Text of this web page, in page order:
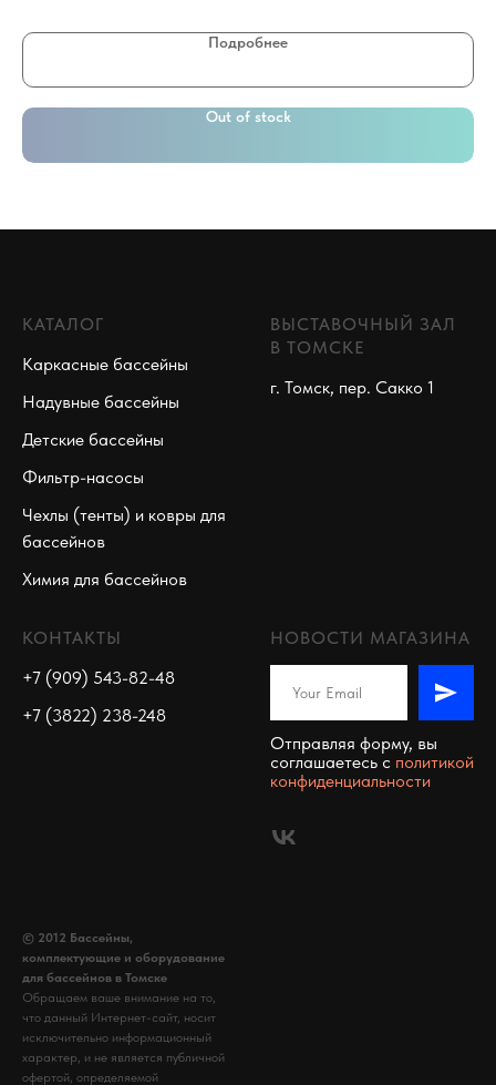
Подробнее
Out of stock
КАТАЛОГ
Каркасные бассейны
Надувные бассейны
Детские бассейны
Фильтр-насосы
Чехлы (тенты) и ковры для
бассейнов
Химия для бассейнов
ВЫСТАВОЧНЫЙ ЗАЛ
В ТОМСКЕ
г. Томск, пер. Сакко 1
КОНТАКТЫ
+7 (909) 543-82-48
+7 (3822) 238-248
НОВОСТИ МАГАЗИНА
Отправляя форму, вы
соглашаетесь c политикой
конфиденциальности
© 2012 Бассейны,
комплектующие и оборудование
для бассейнов в Томске
Обращаем ваше внимание на то,
что данный Интернет-сайт, носит
исключительно информационный
характер, и не является публичной
офертой, определяемой